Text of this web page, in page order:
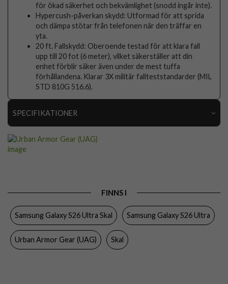
för ökad säkerhet och bekvämlighet (snodd ingår inte).
Hypercush-påverkan skydd: Utformad för att sprida
och dämpa stötar från telefonen när den träffar en
yta.
20 ft. Fallskydd: Oberoende testad för att klara fall
upp till 20 fot (6 meter), vilket säkerställer att din
enhet förblir säker även under de mest tuffa
förhållandena. Klarar 3X militär fallteststandarder (MIL
STD 810G 516.6).
SPECIFIKATIONER
Artikelnummer
Passar till
MagSafe-kompatibel, Stöttålig
Färg Svart
Material Hårdplast (PC), Mjukplast (TPU)
Varumärke Urban Armor Gear (UAG)
FINNS I
Samsung Galaxy S26 Ultra Skal Samsung Galaxy S26 Ultra
Urban Armor Gear (UAG) Skal